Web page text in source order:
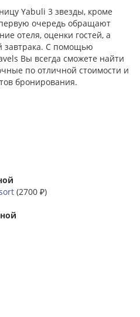
Yabuli 3 звезды, кроме
очередь обращают
отеля, оценки гостей, а
завтрака. С помощью
Вы всегда сможете найти
по отличной стоимости и
бронирования.
(2700 ₽)